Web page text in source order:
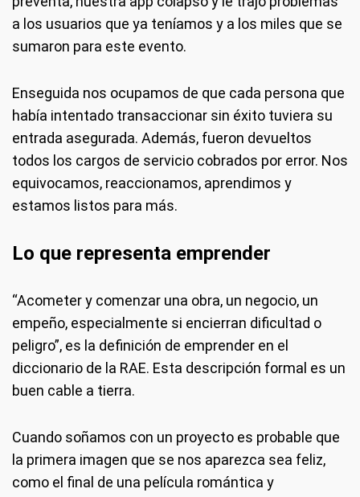
a los usuarios que ya teníamos y a los miles que se
sumaron para este evento.
Enseguida nos ocupamos de que cada persona que
había intentado transaccionar sin éxito tuviera su
entrada asegurada. Además, fueron devueltos
todos los cargos de servicio cobrados por error. Nos
equivocamos, reaccionamos, aprendimos y
estamos listos para más.
Lo que representa emprender
“Acometer y comenzar una obra, un negocio, un
empeño, especialmente si encierran dificultad o
peligro”, es la definición de emprender en el
diccionario de la RAE. Esta descripción formal es un
buen cable a tierra.
Cuando soñamos con un proyecto es probable que
la primera imagen que se nos aparezca sea feliz,
como el final de una película romántica y